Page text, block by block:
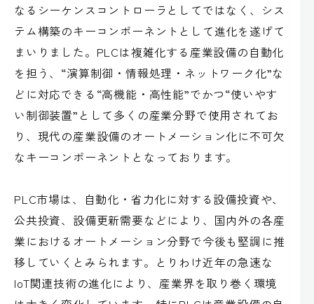
なるシーケンスコントローラとしてではなく、シス
テム構築のキーコンポーネントとして進化を遂げて
まいりました。PLCは複雑化する産業設備の自動化
を担う、“演算制御・情報処理・ネットワーク化”な
どに対応できる“高機能・高性能”でかつ“使いやす
い制御装置”として多くの産業分野で使用されてお
り、現代の産業設備のオートメーション化に不可欠
なキーコンポーネントとなっております。
PLC市場は、自動化・省力化に対する設備投資や、
公共投資、設備更新需要などにより、国内外の各産
業におけるオートメーション分野で今後も堅調に推
移していくとみられます。とりわけ近年の急速な
IoT関連技術の進化により、産業界を取り巻く環境